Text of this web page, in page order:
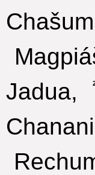
Jadua,